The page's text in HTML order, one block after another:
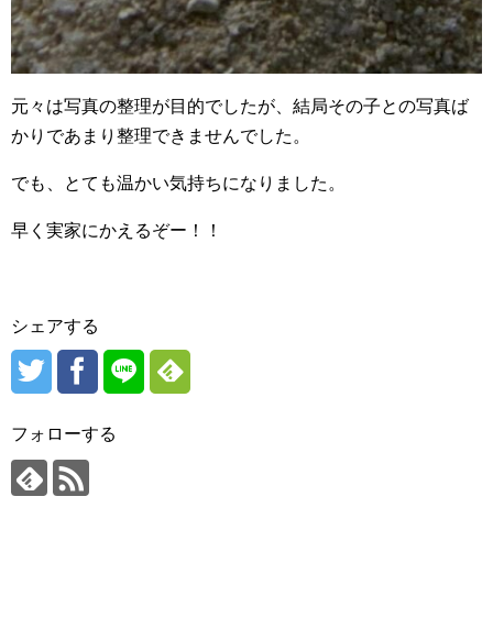
元々は写真の整理が目的でしたが、結局その子との写真ば
かりであまり整理できませんでした。
でも、とても温かい気持ちになりました。
早く実家にかえるぞー！！
シェアする
フォローする